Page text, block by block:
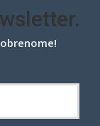
3D DA AMÉRICA